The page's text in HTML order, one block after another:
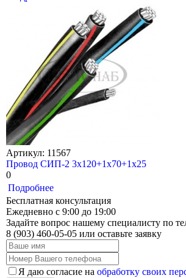
Артикул: 11567
Провод СИП-2 3х120+1х70+1х25
0
Подробнее
Бесплатная консультация
Ежедневно с 9:00 до 19:00
Задайте вопрос нашему специалисту по
8 (903) 460-05-05 или оставьте заявку
Я даю согласие на обработку своих